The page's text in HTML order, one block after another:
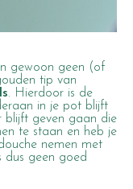
gewoon geen (of
tip van
. Hierdoor is de
in je pot blijft
blijft geven gaan die
te staan en heb je
nemen met
dus geen goed